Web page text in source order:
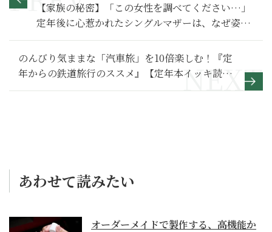
【家族の秘密】「この女性を調べてください…」
定年後に心惹かれたシングルマザーは、なぜ姿を
消したのか～その１～
のんびり気ままな「汽車旅」を10倍楽しむ！『定
年からの鉄道旅行のススメ』【定年本イッキ読
み】
あわせて読みたい
オーダーメイドで製作する、高機能か